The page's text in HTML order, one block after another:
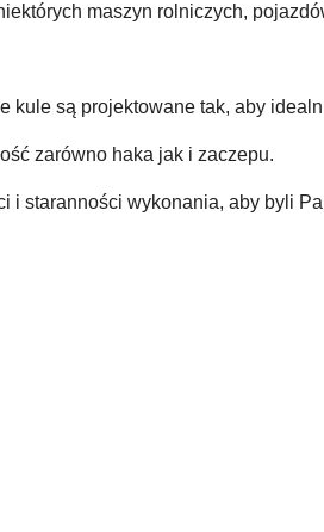
maszyn rolniczych,
kule są projektowane tak, aby
zarówno haka jak i zaczepu.
staranności wykonania, aby byli